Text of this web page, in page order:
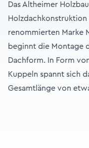
Das Altheimer
renommierten Marke
beginnt die Montage
Dachform. In Form
Kuppeln spannt sich
Gesamtlänge von